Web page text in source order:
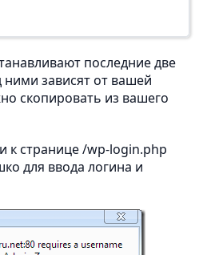
последние две
ними зависят от вашей
скопировать из вашего
к странице /wp-login.php
для ввода логина и